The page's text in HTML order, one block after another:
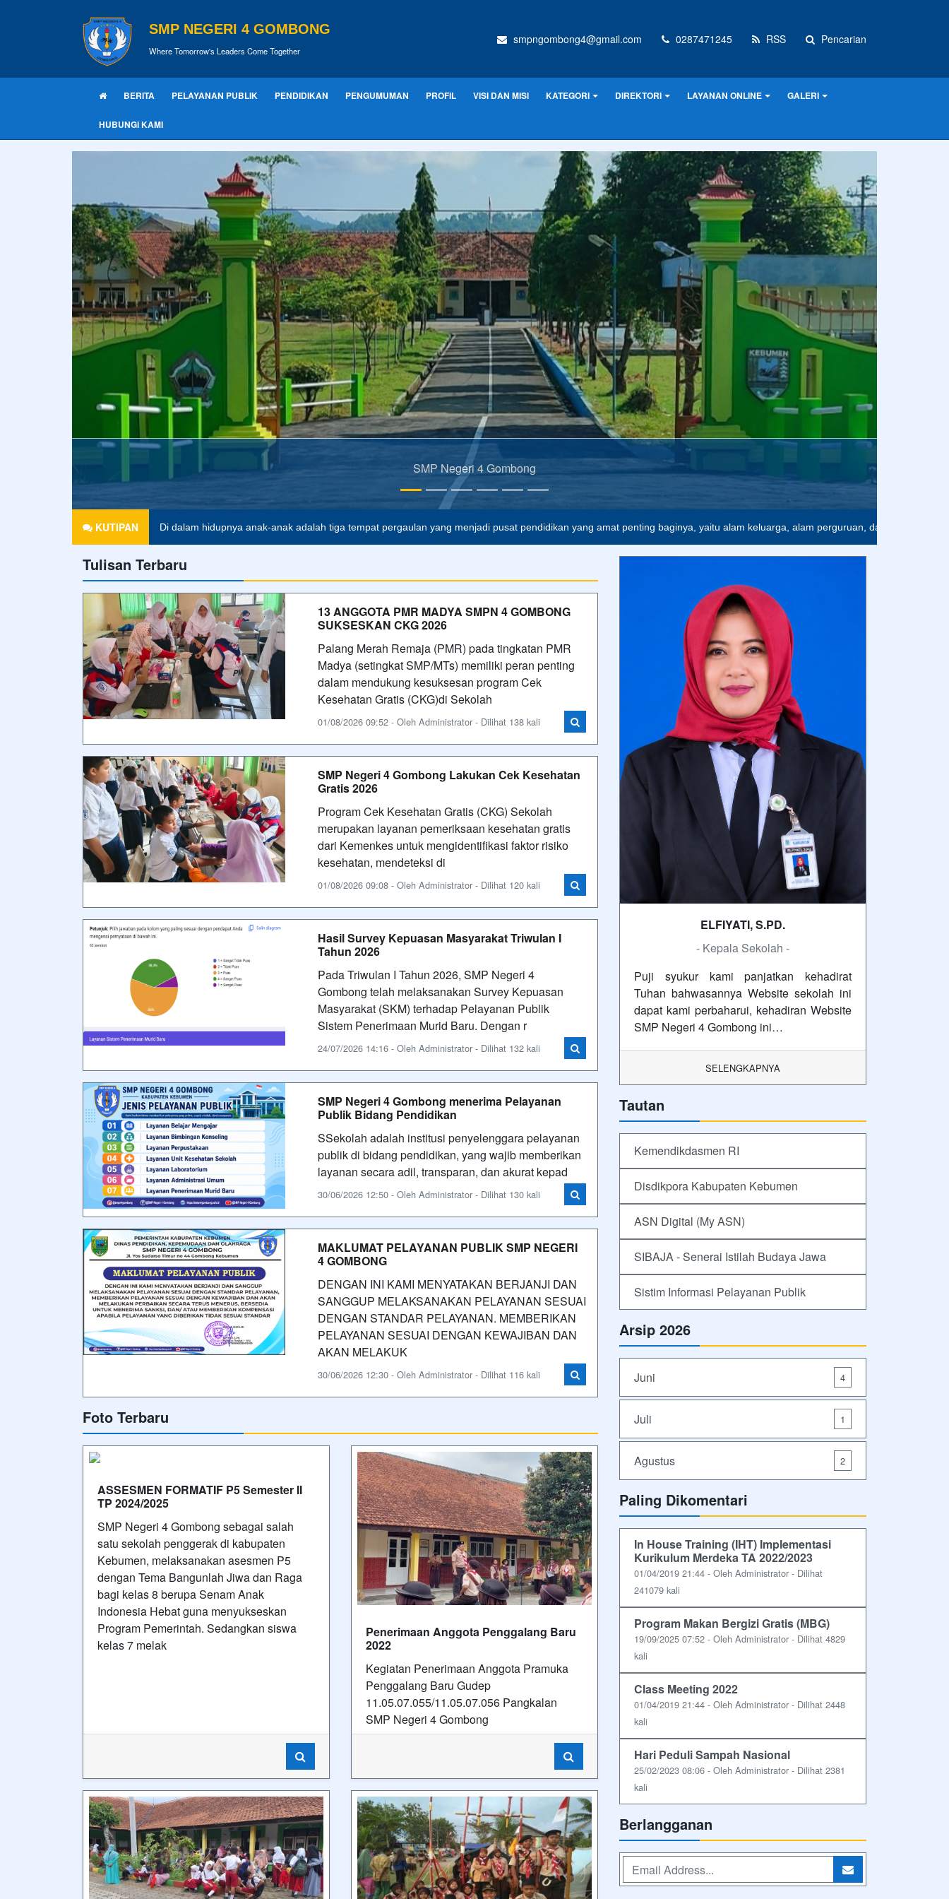
SMP NEGERI 4 GOMBONG
Where Tomorrow's Leaders Come Together
smpngombong4@gmail.com 0287471245 RSS Pencarian
BERITA PELAYANAN PUBLIK PENDIDIKAN PENGUMUMAN PROFIL VISI DAN MISI KATEGORI DIREKTORI LAYANAN ONLINE GALERI
HUBUNGI KAMI
SMP Negeri 4 Gombong
KUTIPAN Di dalam hidupnya anak-anak adalah tiga tempat pergaulan yang menjadi pusat pendidikan yang amat penting baginya, yaitu alam keluarga, alam perguruan, dan alam
Tulisan Terbaru
13 ANGGOTA PMR MADYA SMPN 4 GOMBONG
SUKSESKAN CKG 2026
Palang Merah Remaja (PMR) pada tingkatan PMR
Madya (setingkat SMP/MTs) memiliki peran penting
dalam mendukung kesuksesan program Cek
Kesehatan Gratis (CKG)di Sekolah
01/08/2026 09:52 - Oleh Administrator - Dilihat 138 kali
SMP Negeri 4 Gombong Lakukan Cek Kesehatan
Gratis 2026
Program Cek Kesehatan Gratis (CKG) Sekolah
merupakan layanan pemeriksaan kesehatan gratis
dari Kemenkes untuk mengidentifikasi faktor risiko
kesehatan, mendeteksi di
01/08/2026 09:08 - Oleh Administrator - Dilihat 120 kali
Hasil Survey Kepuasan Masyarakat Triwulan I
Tahun 2026
Pada Triwulan I Tahun 2026, SMP Negeri 4
Gombong telah melaksanakan Survey Kepuasan
Masyarakat (SKM) terhadap Pelayanan Publik
Sistem Penerimaan Murid Baru. Dengan r
24/07/2026 14:16 - Oleh Administrator - Dilihat 132 kali
SMP Negeri 4 Gombong menerima Pelayanan
Publik Bidang Pendidikan
SSekolah adalah institusi penyelenggara pelayanan
publik di bidang pendidikan, yang wajib memberikan
layanan secara adil, transparan, dan akurat kepad
30/06/2026 12:50 - Oleh Administrator - Dilihat 130 kali
MAKLUMAT PELAYANAN PUBLIK SMP NEGERI
4 GOMBONG
DENGAN INI KAMI MENYATAKAN BERJANJI DAN
SANGGUP MELAKSANAKAN PELAYANAN SESUAI
DENGAN STANDAR PELAYANAN. MEMBERIKAN
PELAYANAN SESUAI DENGAN KEWAJIBAN DAN
AKAN MELAKUK
30/06/2026 12:30 - Oleh Administrator - Dilihat 116 kali
Foto Terbaru
ASSESMEN FORMATIF P5 Semester II
TP 2024/2025
SMP Negeri 4 Gombong sebagai salah
satu sekolah penggerak di kabupaten
Kebumen, melaksanakan asesmen P5
dengan Tema Bangunlah Jiwa dan Raga
bagi kelas 8 berupa Senam Anak
Indonesia Hebat guna menyukseskan
Program Pemerintah. Sedangkan siswa
kelas 7 melak
Penerimaan Anggota Penggalang Baru
2022
Kegiatan Penerimaan Anggota Pramuka
Penggalang Baru Gudep
11.05.07.055/11.05.07.056 Pangkalan
SMP Negeri 4 Gombong
ELFIYATI, S.PD.
- Kepala Sekolah -
Puji syukur kami panjatkan kehadirat
Tuhan bahwasannya Website sekolah ini
dapat kami perbaharui, kehadiran Website
SMP Negeri 4 Gombong ini…
SELENGKAPNYA
Tautan
Kemendikdasmen RI
Disdikpora Kabupaten Kebumen
ASN Digital (My ASN)
SIBAJA - Senerai Istilah Budaya Jawa
Sistim Informasi Pelayanan Publik
Arsip 2026
Juni 4
Juli 1
Agustus 2
Paling Dikomentari
In House Training (IHT) Implementasi
Kurikulum Merdeka TA 2022/2023
01/04/2019 21:44 - Oleh Administrator - Dilihat
241079 kali
Program Makan Bergizi Gratis (MBG)
19/09/2025 07:52 - Oleh Administrator - Dilihat 4829
kali
Class Meeting 2022
01/04/2019 21:44 - Oleh Administrator - Dilihat 2448
kali
Hari Peduli Sampah Nasional
25/02/2023 08:06 - Oleh Administrator - Dilihat 2381
kali
Berlangganan